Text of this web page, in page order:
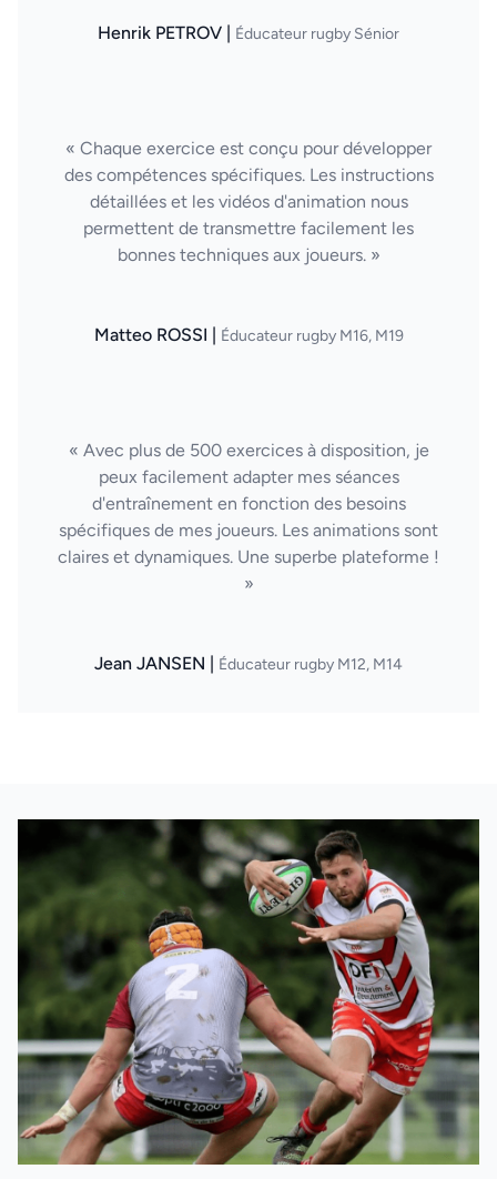
Henrik PETROV | Éducateur rugby Sénior
« Chaque exercice est conçu pour développer
des compétences spécifiques. Les instructions
détaillées et les vidéos d'animation nous
permettent de transmettre facilement les
bonnes techniques aux joueurs. »
Matteo ROSSI | Éducateur rugby M16, M19
« Avec plus de 500 exercices à disposition, je
peux facilement adapter mes séances
d'entraînement en fonction des besoins
spécifiques de mes joueurs. Les animations sont
claires et dynamiques. Une superbe plateforme !
»
Jean JANSEN | Éducateur rugby M12, M14